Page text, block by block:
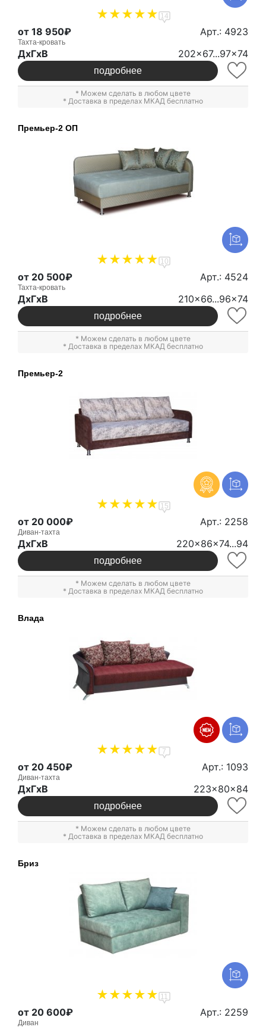
14
от 18 950₽ Арт.: 4923
Тахта-кровать
ДxГxВ 202x67...97x74
подробнее
* Можем сделать в любом цвете
* Доставка в пределах МКАД бесплатно
Премьер-2 ОП
10
от 20 500₽ Арт.: 4524
Тахта-кровать
ДxГxВ 210x66...96x74
подробнее
* Можем сделать в любом цвете
* Доставка в пределах МКАД бесплатно
Премьер-2
15
от 20 000₽ Арт.: 2258
Диван-тахта
ДxГxВ 220x86x74...94
подробнее
* Можем сделать в любом цвете
* Доставка в пределах МКАД бесплатно
Влада
7
от 20 450₽ Арт.: 1093
Диван-тахта
ДxГxВ 223x80x84
подробнее
* Можем сделать в любом цвете
* Доставка в пределах МКАД бесплатно
Бриз
11
от 20 600₽ Арт.: 2259
Диван